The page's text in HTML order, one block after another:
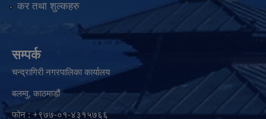
कर तथा शुल्कहरु
सम्पर्क
चन्द्रागिरी नगरपालिका कार्यालय
बलम्वु, काठमाडौं
फोन : +९७७-०१-४३१५७६६